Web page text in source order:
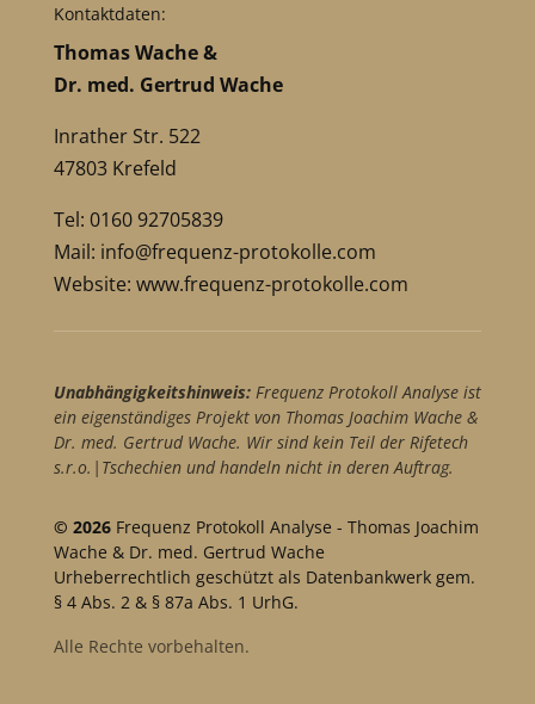
Kontaktdaten:
Thomas Wache &
Dr. med. Gertrud Wache
Inrather Str. 522
47803 Krefeld
Tel: 0160 92705839
Mail: info@frequenz-protokolle.com
Website: www.frequenz-protokolle.com
Unabhängigkeitshinweis:Frequenz Protokoll Analyse ist
ein eigenständiges Projekt von Thomas Joachim Wache &
Dr. med. Gertrud Wache. Wir sind kein Teil der Rifetech
s.r.o.|Tschechien und handeln nicht in deren Auftrag.
© 2026 Frequenz Protokoll Analyse - Thomas Joachim
Wache & Dr. med. Gertrud Wache
Urheberrechtlich geschützt als Datenbankwerk gem.
§ 4 Abs. 2 & § 87a Abs. 1 UrhG.
Alle Rechte vorbehalten.